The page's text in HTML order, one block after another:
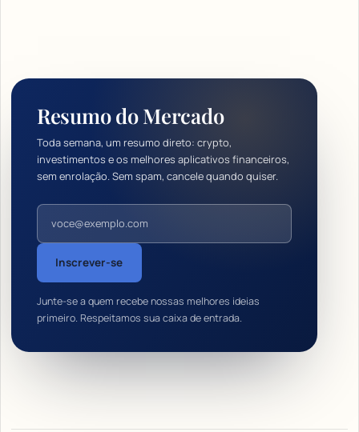
Resumo do Mercado
Toda semana, um resumo direto: crypto,
investimentos e os melhores aplicativos financeiros,
sem enrolação. Sem spam, cancele quando quiser.
Endereço de e-mail
Inscrever-se
Junte-se a quem recebe nossas melhores ideias
primeiro. Respeitamos sua caixa de entrada.